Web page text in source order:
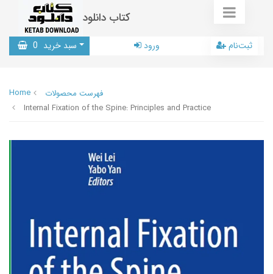
کتاب دانلود
سبد خرید 0 ورود ثبت‌نام
Home
فهرست محصولات
Internal Fixation of the Spine: Principles and Practice